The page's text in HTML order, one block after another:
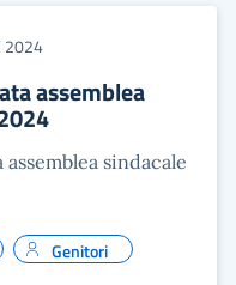
2024
assemblea
sindacale
Genitori